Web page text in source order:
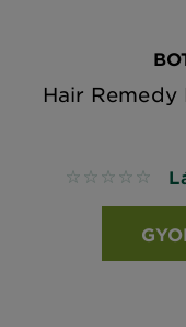
Hair Remedy
No reviews